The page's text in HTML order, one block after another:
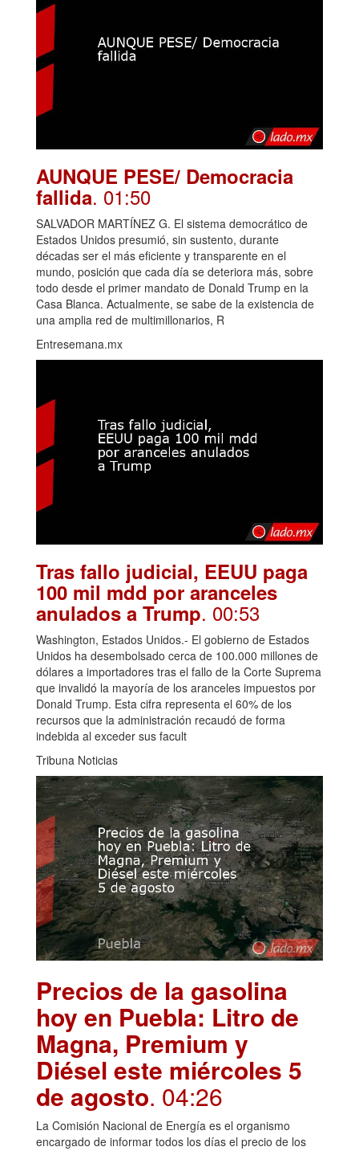
AUNQUE PESE/ Democracia
fallida. 01:50
SALVADOR MARTÍNEZ G. El sistema democrático de
Estados Unidos presumió, sin sustento, durante
décadas ser el más eficiente y transparente en el
mundo, posición que cada día se deteriora más, sobre
todo desde el primer mandato de Donald Trump en la
Casa Blanca. Actualmente, se sabe de la existencia de
una amplia red de multimillonarios, R
Entresemana.mx
Tras fallo judicial, EEUU paga
100 mil mdd por aranceles
anulados a Trump. 00:53
Washington, Estados Unidos.- El gobierno de Estados
Unidos ha desembolsado cerca de 100.000 millones de
dólares a importadores tras el fallo de la Corte Suprema
que invalidó la mayoría de los aranceles impuestos por
Donald Trump. Esta cifra representa el 60% de los
recursos que la administración recaudó de forma
indebida al exceder sus facult
Tribuna Noticias
Precios de la gasolina
hoy en Puebla: Litro de
Magna, Premium y
Diésel este miércoles 5
de agosto. 04:26
La Comisión Nacional de Energía es el organismo
encargado de informar todos los días el precio de los